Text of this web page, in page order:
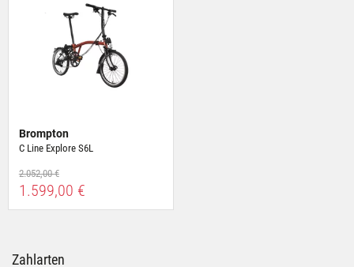
Brompton
C Line Explore S6L
2.052,00 €
1.599,00 €
Zahlarten